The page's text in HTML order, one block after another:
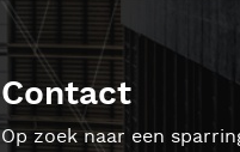
Contact
Op zoek naar een